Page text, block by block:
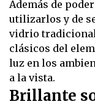
Además de
utilizarlos y de
vidrio
clásicos del
luz en los
a la vista.
Brillante